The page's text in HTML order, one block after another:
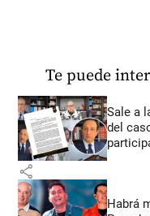
Te puede
Sale a
del
share
Habrá